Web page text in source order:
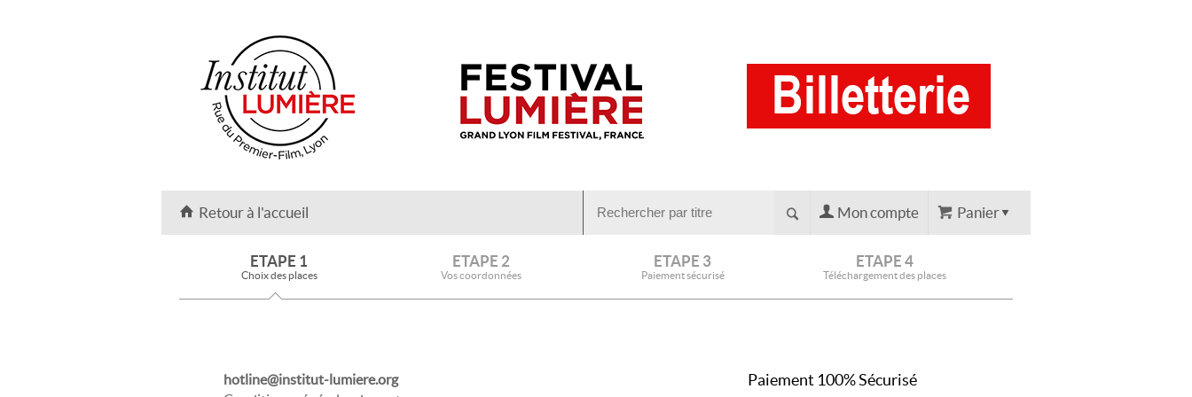
Retour à l'accueil Panier
Mon compte
ETAPE 1
Choix des places
ETAPE 2
Vos coordonnées
ETAPE 3
Paiement sécurisé
ETAPE 4
Téléchargement des places
hotline@institut-lumiere.org
Paiement 100% Sécurisé